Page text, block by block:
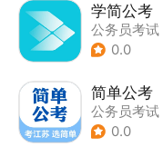
学简公考
公务员考试
0.0
简单公考
公务员考试
0.0